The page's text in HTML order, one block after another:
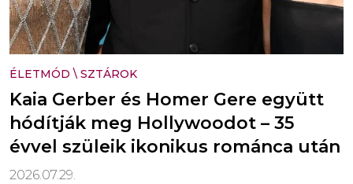
ÉLETMÓD \ SZTÁROK
Kaia Gerber és Homer Gere együtt
hódítják meg Hollywoodot – 35
évvel szüleik ikonikus románca után
2026.07.29.